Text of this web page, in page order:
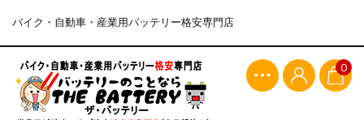
バイク・自動車・産業用バッテリー格安専門店
0